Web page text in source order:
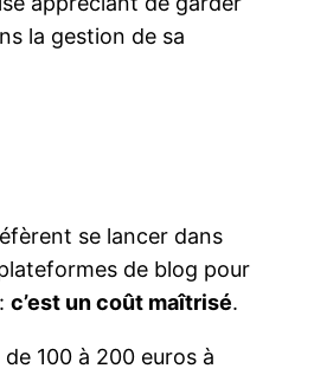
la gestion de sa
se lancer dans
de blog pour
:c’est un coût maîtrisé.
100 à 200 euros à